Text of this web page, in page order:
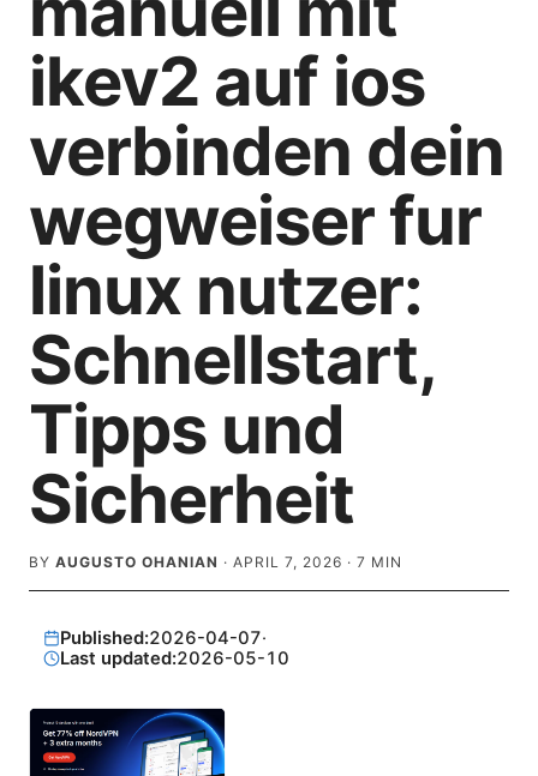
ikev2 auf ios
verbinden dein
wegweiser fur
linux nutzer:
Schnellstart,
Tipps und
Sicherheit
BY AUGUSTO OHANIAN · APRIL 7, 2026 · 7 MIN
Published:2026-04-07·
Last updated:2026-05-10